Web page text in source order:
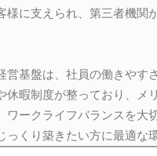
様に支えられ、第三者機関
営基盤は、社員の働きやす
休暇制度が整っており、メ
ワークライフバランスを大
っくり築きたい方に最適な